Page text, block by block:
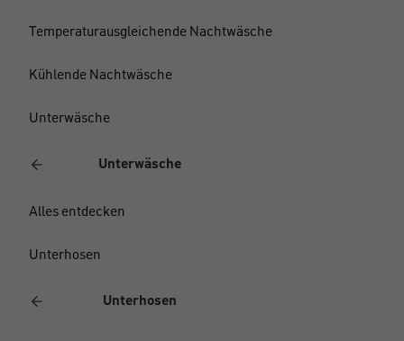
Temperaturausgleichende Nachtwäsche
Kühlende Nachtwäsche
Unterwäsche
Unterwäsche
Alles entdecken
Unterhosen
Unterhosen